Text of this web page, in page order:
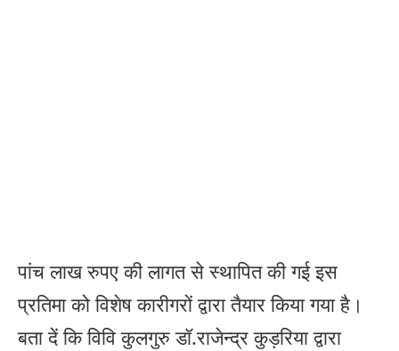
पांच लाख रुपए की लागत से स्थापित की गई इस
प्रतिमा को विशेष कारीगरों द्वारा तैयार किया गया है।
बता दें कि विवि कुलगुरु डॉ.राजेन्द्र कुड़रिया द्वारा